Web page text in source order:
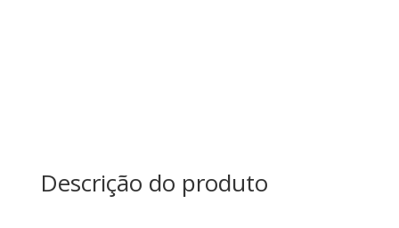
Descrição do produto